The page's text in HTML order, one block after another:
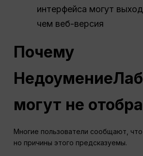
интерфейса могут
чем веб-версия
Почему
Недоумение
могут не
Многие пользователи сообщают, что
но причины этого предсказуемы.